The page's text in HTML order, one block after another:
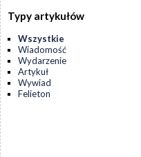
Typy artykułów
Wszystkie
Wiadomość
Wydarzenie
Artykuł
Wywiad
Felieton